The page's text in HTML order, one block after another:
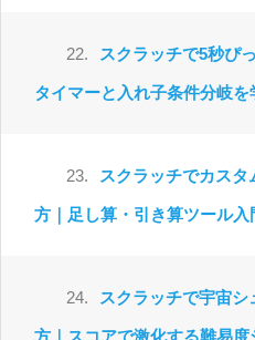
22. スクラッチで5秒ぴ
タイマーと入れ子条件分岐を
23. スクラッチでカスタ
方｜足し算・引き算ツール入
24. スクラッチで宇宙シ
方｜スコアで激化する難易度